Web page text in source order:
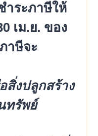
ำระภาษีให้
เม.ย. ของ
าษีจะ
สิ่งปลูกสร้าง
ทรัพย์